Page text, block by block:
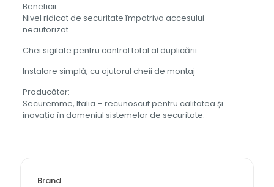
Beneficii:
Nivel ridicat de securitate împotriva accesului
neautorizat
Chei sigilate pentru control total al duplicării
Instalare simplă, cu ajutorul cheii de montaj
Producător:
Securemme, Italia – recunoscut pentru calitatea și
inovația în domeniul sistemelor de securitate.
Brand